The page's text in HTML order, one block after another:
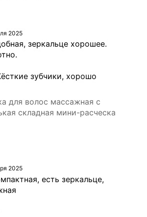
2025
зеркальце хорошее.
зубчики, хорошо
для волос массажная c
складная мини-расческа
2025
есть зеркальце,